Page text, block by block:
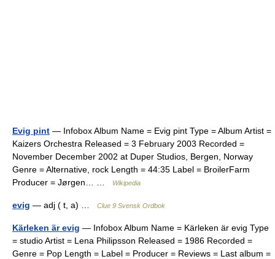
Evig pint — Infobox Album Name = Evig pint Type = Album Artist =
Kaizers Orchestra Released = 3 February 2003 Recorded =
November December 2002 at Duper Studios, Bergen, Norway
Genre = Alternative, rock Length = 44:35 Label = BroilerFarm
Producer = Jørgen… …
Wikipedia
evig — adj ( t, a) … Clue 9 Svensk Ordbok
Kärleken är evig — Infobox Album Name = Kärleken är evig Type
= studio Artist = Lena Philipsson Released = 1986 Recorded =
Genre = Pop Length = Label = Producer = Reviews = Last album =